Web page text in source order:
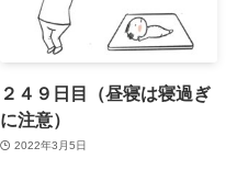
２４９日目（昼寝は寝過ぎ
に注意）
2022年3月5日